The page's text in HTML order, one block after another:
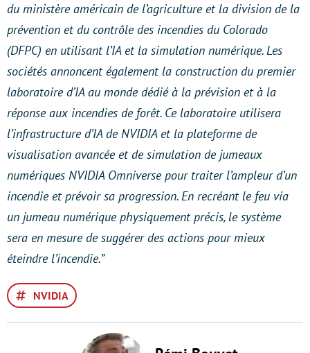
du ministère américain de l’agriculture et la division de la
prévention et du contrôle des incendies du Colorado
(DFPC) en utilisant l’IA et la simulation numérique. Les
sociétés annoncent également la construction du premier
laboratoire d’IA au monde dédié à la prévision et à la
réponse aux incendies de forêt. Ce laboratoire utilisera
l’infrastructure d’IA de NVIDIA et la plateforme de
visualisation avancée et de simulation de jumeaux
numériques NVIDIA Omniverse pour traiter l’ampleur d’un
incendie et prévoir sa progression. En recréant le feu via
un jumeau numérique physiquement précis, le système
sera en mesure de suggérer des actions pour mieux
éteindre l’incendie.”
NVIDIA